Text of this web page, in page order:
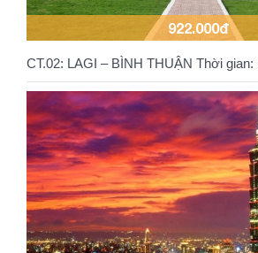
922.000đ
CT.02: LAGI – BÌNH THUẬN Thời gian: